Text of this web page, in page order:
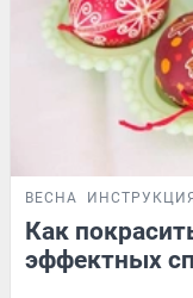
ВЕСНА
Как
эффектных